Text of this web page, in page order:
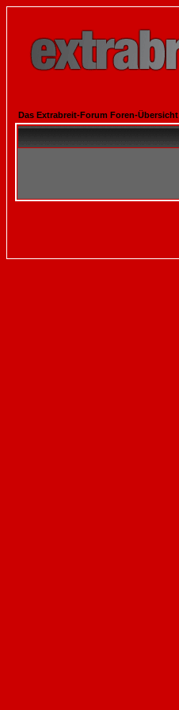
Das Extrabreit-Forum Foren-Übersicht